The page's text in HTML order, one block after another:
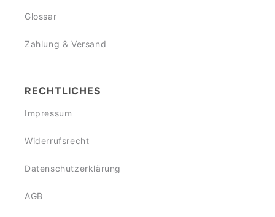
Glossar
Zahlung & Versand
RECHTLICHES
Impressum
Widerrufsrecht
Datenschutzerklärung
AGB